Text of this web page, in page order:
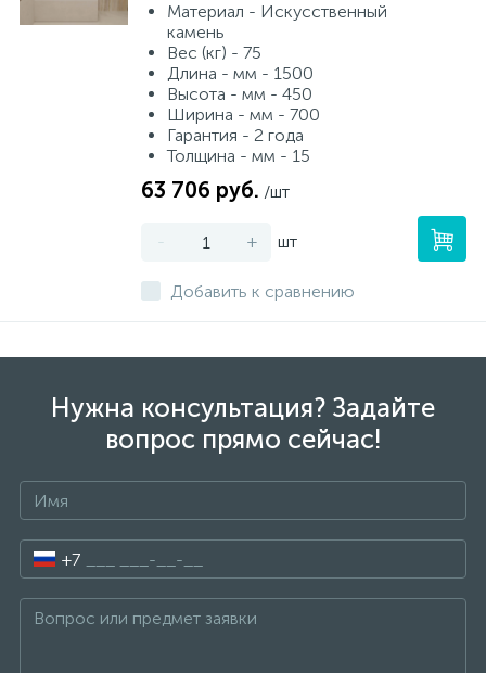
Материал - Искусственный
камень
Вес (кг) - 75
Длина - мм - 1500
Высота - мм - 450
Ширина - мм - 700
Гарантия - 2 года
Толщина - мм - 15
63 706 руб. /шт
- + шт
Добавить к сравнению
Нужна консультация? Задайте
вопрос прямо сейчас!
+7